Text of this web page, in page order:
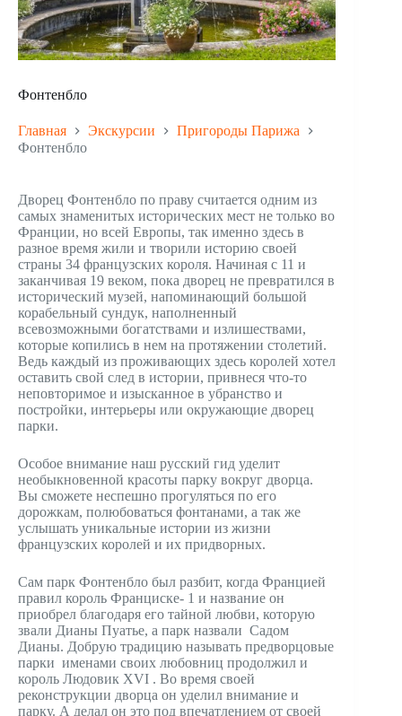
Фонтенбло
Главная Экскурсии
Пригороды Парижа
Фонтенбло
Дворец Фонтенбло по праву считается одним из
самых знаменитых исторических мест не только во
Франции, но всей Европы, так именно здесь в
разное время жили и творили историю своей
страны 34 французских короля. Начиная с 11 и
заканчивая 19 веком, пока дворец не превратился в
исторический музей, напоминающий большой
корабельный сундук, наполненный
всевозможными богатствами и излишествами,
которые копились в нем на протяжении столетий.
Ведь каждый из проживающих здесь королей хотел
оставить свой след в истории, привнеся что-то
неповторимое и изысканное в убранство и
постройки, интерьеры или окружающие дворец
парки.
Особое внимание наш русский гид уделит
необыкновенной красоты парку вокруг дворца.
Вы сможете неспешно прогуляться по его
дорожкам, полюбоваться фонтанами, а так же
услышать уникальные истории из жизни
французских королей и их придворных.
Сам парк Фонтенбло был разбит, когда Францией
правил король Франциске- 1 и название он
приобрел благодаря его тайной любви, которую
звали Дианы Пуатье, а парк назвали Садом
Дианы. Добрую традицию называть предворцовые
парки именами своих любовниц продолжил и
король Людовик XVI . Во время своей
реконструкции дворца он уделил внимание и
парку. А делал он это под впечатлением от своей